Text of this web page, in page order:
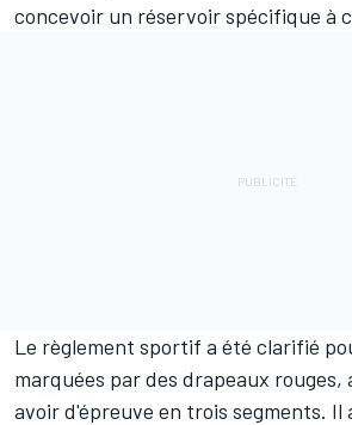
concevoir un réservoir spécifique à
Le règlement sportif a été clarifié
marquées par des drapeaux rouges,
avoir d'épreuve en trois segments. Il